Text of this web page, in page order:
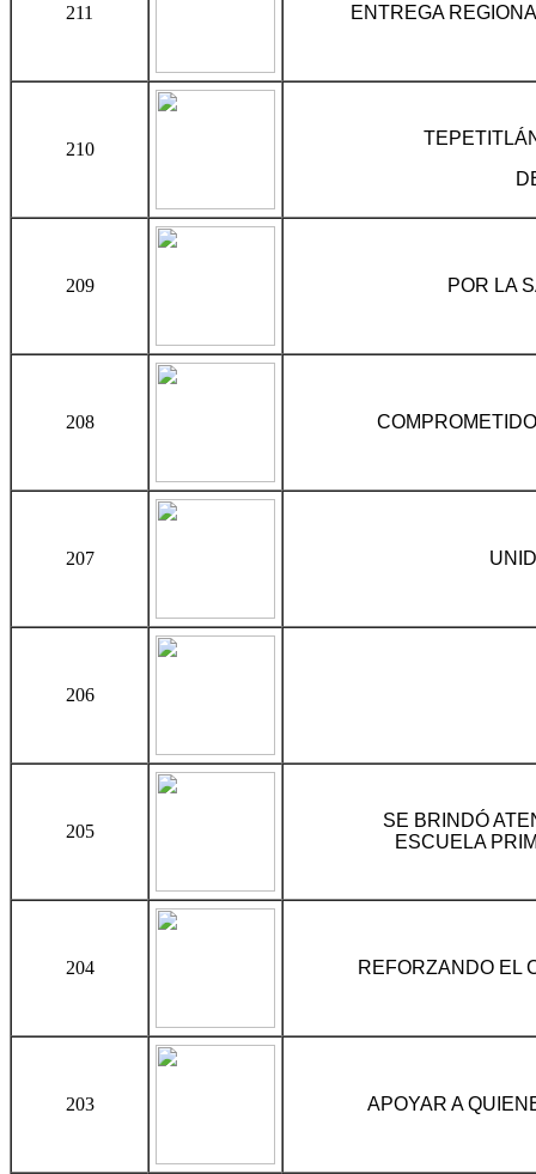
211 ENTREGA
210
209 POR LA
208
207
206
205
SE BRINDÓ
ESCUELA
204 REFORZANDO EL
203 APOYAR A